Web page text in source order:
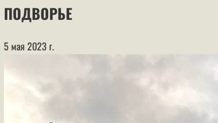
ПОДВОРЬЕ
5 мая 2023 г.